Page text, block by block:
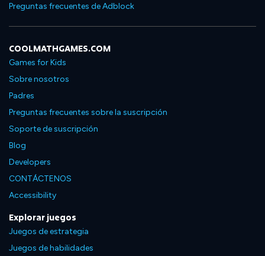
Preguntas frecuentes de Adblock
COOLMATHGAMES.COM
Games for Kids
Sobre nosotros
Padres
Preguntas frecuentes sobre la suscripción
Soporte de suscripción
Blog
Developers
CONTÁCTENOS
Accessibility
Explorar juegos
Juegos de estrategia
Juegos de habilidades